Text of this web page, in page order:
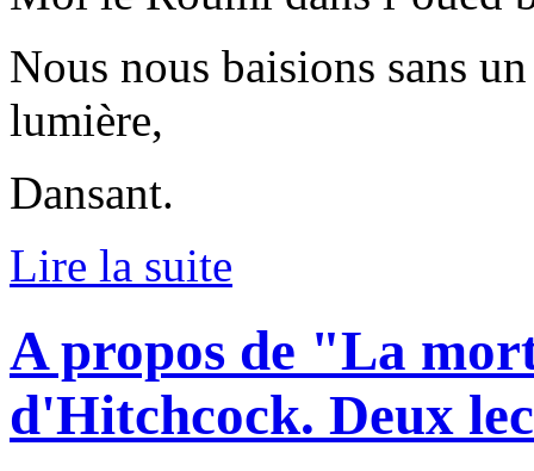
Nous nous baisions sans
lumière,
Dansant.
Lire la suite
A propos de "La
d'Hitchcock. Deux